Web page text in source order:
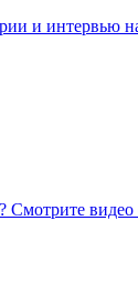
и интервью
Смотрите видео